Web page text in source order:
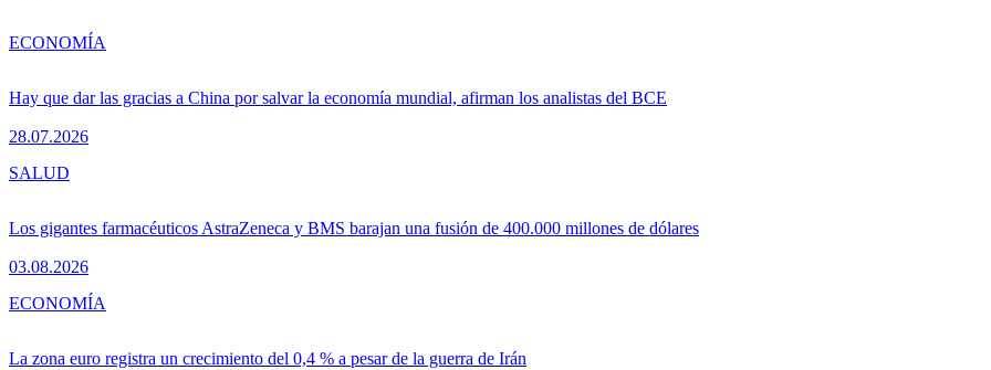
Hay que dar las gracias a China por salvar la economía mundial, afirman los analistas del BCE
28.07.2026
ECONOMÍA
Los gigantes farmacéuticos AstraZeneca y BMS barajan una fusión de 400.000 millones de dólares
03.08.2026
SALUD
La zona euro registra un crecimiento del 0,4 % a pesar de la guerra de Irán
ECONOMÍA